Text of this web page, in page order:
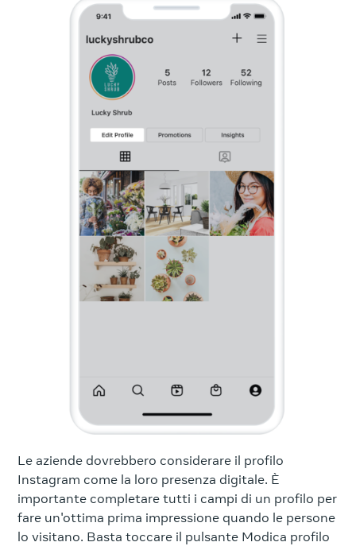
Le aziende dovrebbero considerare il profilo
Instagram come la loro presenza digitale. È
importante completare tutti i campi di un profilo per
fare un'ottima prima impressione quando le persone
lo visitano. Basta toccare il pulsante Modica profilo